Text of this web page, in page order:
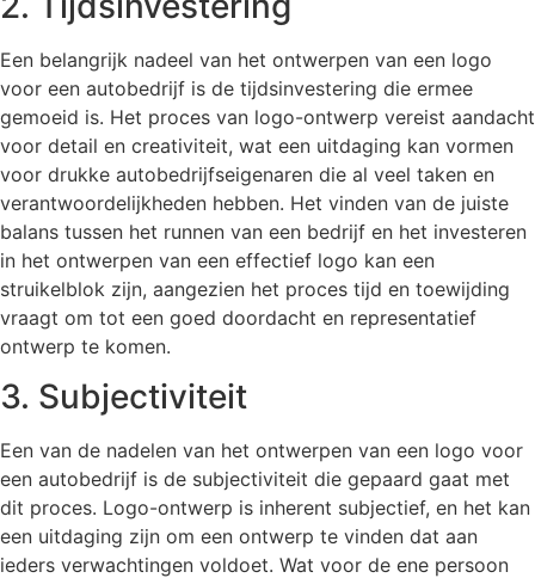
Een belangrijk nadeel van het ontwerpen van een logo
voor een autobedrijf is de tijdsinvestering die ermee
gemoeid is. Het proces van logo-ontwerp vereist aandacht
voor detail en creativiteit, wat een uitdaging kan vormen
voor drukke autobedrijfseigenaren die al veel taken en
verantwoordelijkheden hebben. Het vinden van de juiste
balans tussen het runnen van een bedrijf en het investeren
in het ontwerpen van een effectief logo kan een
struikelblok zijn, aangezien het proces tijd en toewijding
vraagt om tot een goed doordacht en representatief
ontwerp te komen.
3. Subjectiviteit
Een van de nadelen van het ontwerpen van een logo voor
een autobedrijf is de subjectiviteit die gepaard gaat met
dit proces. Logo-ontwerp is inherent subjectief, en het kan
een uitdaging zijn om een ontwerp te vinden dat aan
ieders verwachtingen voldoet. Wat voor de ene persoon